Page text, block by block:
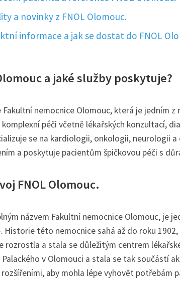
a novinky z FNOL Olomouc.
informace a jak se dostat do FNOL
a jaké služby poskytuje?
Fakultní nemocnice Olomouc, která je jedním
péči včetně lékařských konzultací,
se na kardiologii, onkologii, neurologii
a poskytuje pacientům špičkovou péči s
FNOL Olomouc.
názvem Fakultní nemocnice Olomouc, je
Historie této nemocnice sahá až do roku
rozrostla a stala se důležitým centrem
v Olomouci a stala se tak součástí
aby mohla lépe vyhovět potřebám